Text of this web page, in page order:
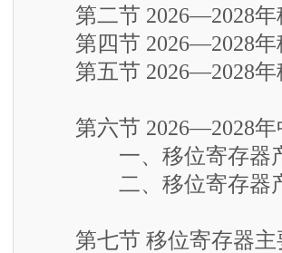
第二节 2026—2028年
第四节 2026—2028年
第五节 2026—2028年
第六节 2026—2028年
一、移位寄存器产
二、移位寄存器产
第七节 移位寄存器主